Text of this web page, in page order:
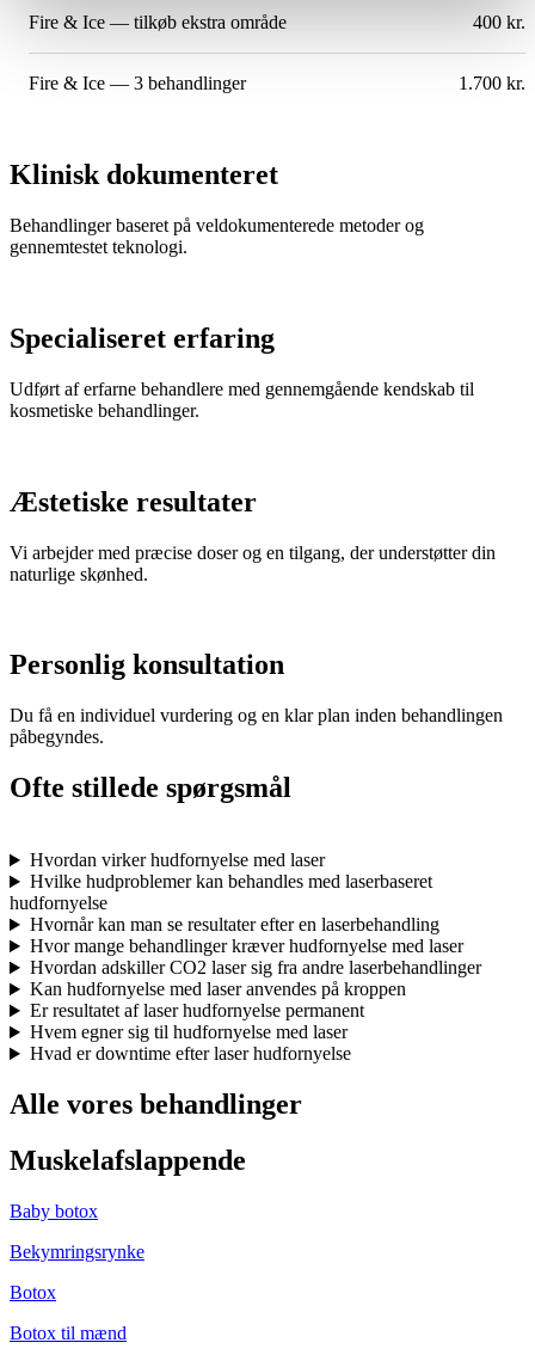
Fire & Ice — tilkøb ekstra område 400 kr.
Fire & Ice — 3 behandlinger 1.700 kr.
Klinisk dokumenteret
Behandlinger baseret på veldokumenterede metoder og
gennemtestet teknologi.
Specialiseret erfaring
Udført af erfarne behandlere med gennemgående kendskab til
kosmetiske behandlinger.
Æstetiske resultater
Vi arbejder med præcise doser og en tilgang, der understøtter din
naturlige skønhed.
Personlig konsultation
Du få en individuel vurdering og en klar plan inden behandlingen
påbegyndes.
Ofte stillede spørgsmål
Hvordan virker hudfornyelse med laser
Hvilke hudproblemer kan behandles med laserbaseret
hudfornyelse
Hvornår kan man se resultater efter en laserbehandling
Hvor mange behandlinger kræver hudfornyelse med laser
Hvordan adskiller CO2 laser sig fra andre laserbehandlinger
Kan hudfornyelse med laser anvendes på kroppen
Er resultatet af laser hudfornyelse permanent
Hvem egner sig til hudfornyelse med laser
Hvad er downtime efter laser hudfornyelse
Alle vores behandlinger
Muskelafslappende
Baby botox
Bekymringsrynke
Botox
Botox til mænd